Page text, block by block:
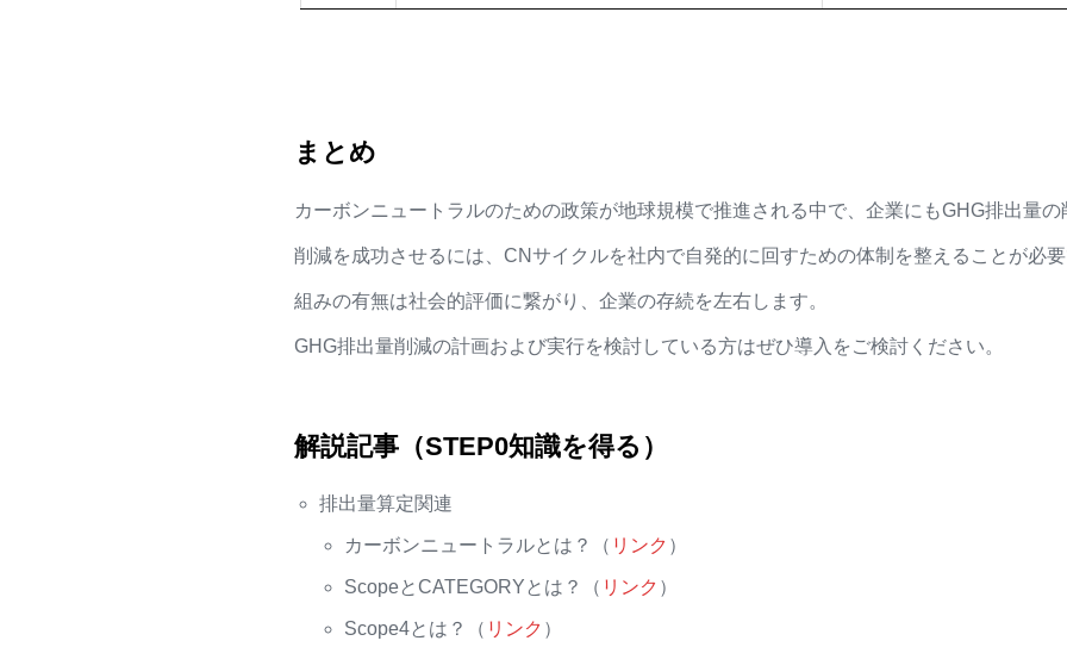
まとめ
カーボンニュートラルのための政策が地球規模で推進される中で、企業にもGHG排出量の
削減を成功させるには、CNサイクルを社内で自発的に回すための体制を整えることが必
組みの有無は社会的評価に繋がり、企業の存続を左右します。
GHG排出量削減の計画および実行を検討している方はぜひ導入をご検討ください。
解説記事（STEP0知識を得る）
排出量算定関連
カーボンニュートラルとは？（ リンク ）
ScopeとCATEGORY とは？（ リンク ）
Scope4とは？（ リンク ）